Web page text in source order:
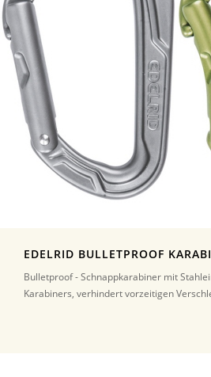
EDELRID BULLETPROOF
Bulletproof - Schnappkarabiner mit
Karabiners, verhindert vorzeitigen